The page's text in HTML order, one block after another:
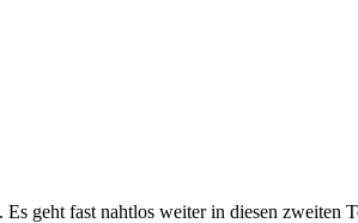
geht fast nahtlos weiter in diesen